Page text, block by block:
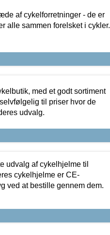
af cykelforretninger - de er
alle sammen forelsket i cykler.
med et godt sortiment
til priser hvor de
udvalg.
udvalg af cykelhjelme til
cykelhjelme er CE-
ved at bestille gennem dem.